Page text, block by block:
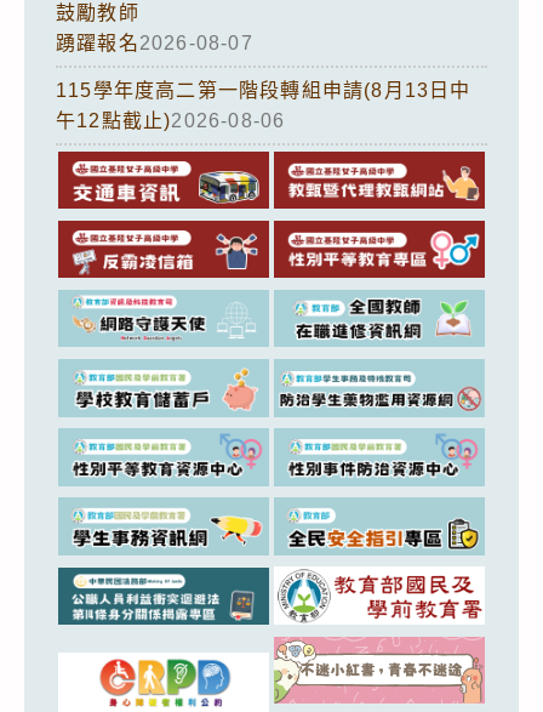
鼓勵教師
踴躍報名2026-08-07
115學年度高二第一階段轉組申請(8月13日中
午12點截止)2026-08-06